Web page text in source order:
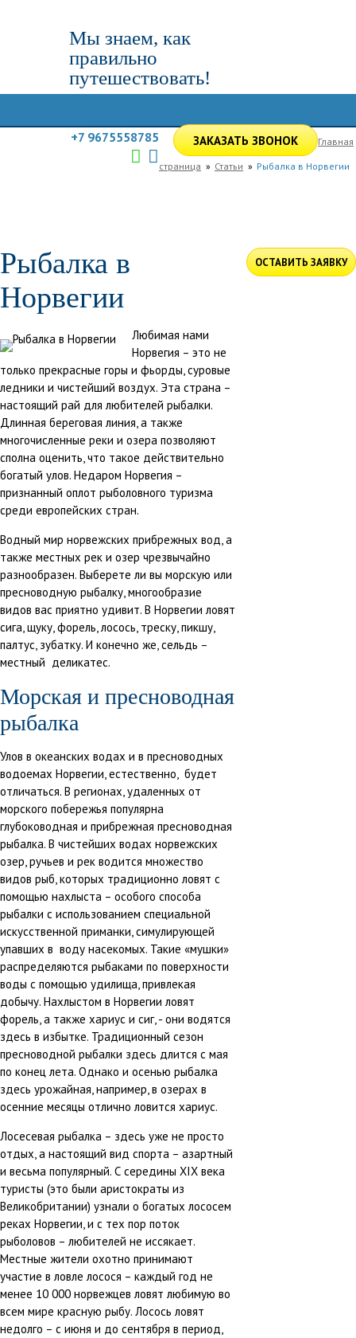
Мы знаем, как
правильно
путешествовать!
+7 9675558785
ЗАКАЗАТЬ ЗВОНОК
ОСТАВИТЬ ЗАЯВКУ
Главная
страница Статьи Рыбалка в Норвегии
Рыбалка в
Норвегии
Любимая нами
Норвегия – это не
только прекрасные горы и фьорды, суровые
ледники и чистейший воздух. Эта страна –
настоящий рай для любителей рыбалки.
Длинная береговая линия, а также
многочисленные реки и озера позволяют
сполна оценить, что такое действительно
богатый улов. Недаром Норвегия –
признанный оплот рыболовного туризма
среди европейских стран.
Водный мир норвежских прибрежных вод, а
также местных рек и озер чрезвычайно
разнообразен. Выберете ли вы морскую или
пресноводную рыбалку, многообразие
видов вас приятно удивит. В Норвегии ловят
сига, щуку, форель, лосось, треску, пикшу,
палтус, зубатку. И конечно же, сельдь –
местный деликатес.
Морская и пресноводная
рыбалка
Улов в океанских водах и в пресноводных
водоемах Норвегии, естественно, будет
отличаться. В регионах, удаленных от
морского побережья популярна
глубоководная и прибрежная пресноводная
рыбалка. В чистейших водах норвежских
озер, ручьев и рек водится множество
видов рыб, которых традиционно ловят с
помощью нахлыста – особого способа
рыбалки с использованием специальной
искусственной приманки, симулирующей
упавших в воду насекомых. Такие «мушки»
распределяются рыбаками по поверхности
воды с помощью удилища, привлекая
добычу. Нахлыстом в Норвегии ловят
форель, а также хариус и сиг, - они водятся
здесь в избытке. Традиционный сезон
пресноводной рыбалки здесь длится с мая
по конец лета. Однако и осенью рыбалка
здесь урожайная, например, в озерах в
осенние месяцы отлично ловится хариус.
Лосесевая рыбалка – здесь уже не просто
отдых, а настоящий вид спорта – азартный
и весьма популярный. С середины XIX века
туристы (это были аристократы из
Великобритании) узнали о богатых лососем
реках Норвегии, и с тех пор поток
рыболовов – любителей не иссякает.
Местные жители охотно принимают
участие в ловле лосося – каждый год не
менее 10 000 норвежцев ловят любимую во
всем мире красную рыбу. Лосось ловят
недолго – с июня и до сентября в период,